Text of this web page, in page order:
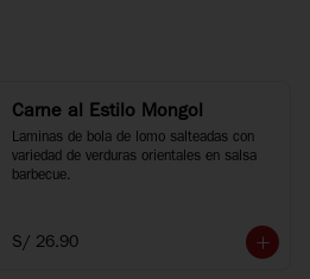
Carne al Estilo Mongol
Laminas de bola de lomo salteadas con
variedad de verduras orientales en salsa
barbecue.
S/ 26.90